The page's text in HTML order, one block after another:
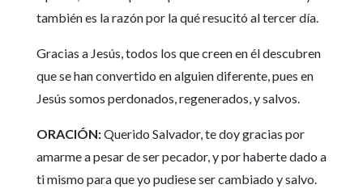
también es la razón por la qué resucitó al tercer día.
Gracias a Jesús, todos los que creen en él descubren
que se han convertido en alguien diferente, pues en
Jesús somos perdonados, regenerados, y salvos.
ORACIÓN:Querido Salvador, te doy gracias por
amarme a pesar de ser pecador, y por haberte dado a
ti mismo para que yo pudiese ser cambiado y salvo.